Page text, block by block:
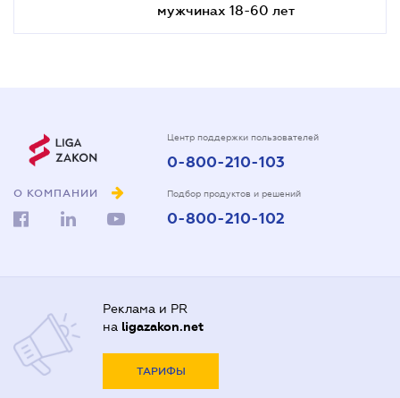
мужчинах 18-60 лет
О КОМПАНИИ
Центр поддержки пользователей
0-800-210-103
Подбор продуктов и решений
0-800-210-102
Реклама и PR
на ligazakon.net
ТАРИФЫ